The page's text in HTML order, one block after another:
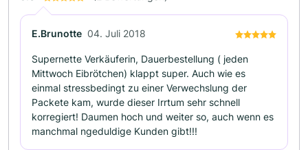
E.Brunotte 04. Juli 2018
Supernette Verkäuferin, Dauerbestellung ( jeden
Mittwoch Eibrötchen) klappt super. Auch wie es
einmal stressbedingt zu einer Verwechslung der
Packete kam, wurde dieser Irrtum sehr schnell
korregiert! Daumen hoch und weiter so, auch wenn es
manchmal ngeduldige Kunden gibt!!!